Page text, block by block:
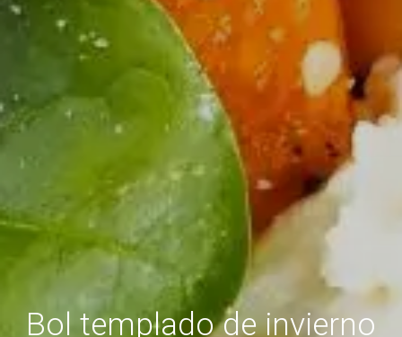
Bol templado de invierno